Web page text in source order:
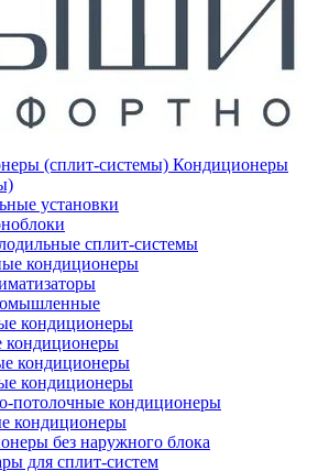
Кондиционеры
установки
сплит-системы
кондиционеры
кондиционеры
кондиционеры
кондиционеры
потолочные кондиционеры
кондиционеры
без наружного блока
для сплит-систем